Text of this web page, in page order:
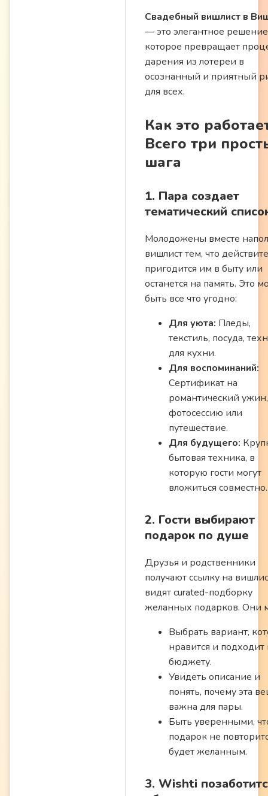
Свадебный вишлист в
— это элегантное
которое превращает
дарения из лотереи в
осознанный и приятный
для всех.
Как это
Всего три
шага
1. Пара создает
тематический
Молодожены вместе
вишлист тем, что
пригодится им в быту или
останется на память. Это
быть все что угодно:
Для уюта: Пледы,
текстиль, посуда,
для кухни.
Для воспоминаний:
Сертификат на
романтический ужин,
фотосессию или
путешествие.
Для будущего:
бытовая техника, в
которую гости могут
вложиться совместно.
2. Гости выбирают
подарок по душе
Друзья и родственники
получают ссылку на
видят curated-подборку
желанных подарков. Они
Выбрать вариант,
нравится и подходит
бюджету.
Увидеть описание и
понять, почему эта
важна для пары.
Быть уверенными,
подарок не
будет желанным.
3. Wishti